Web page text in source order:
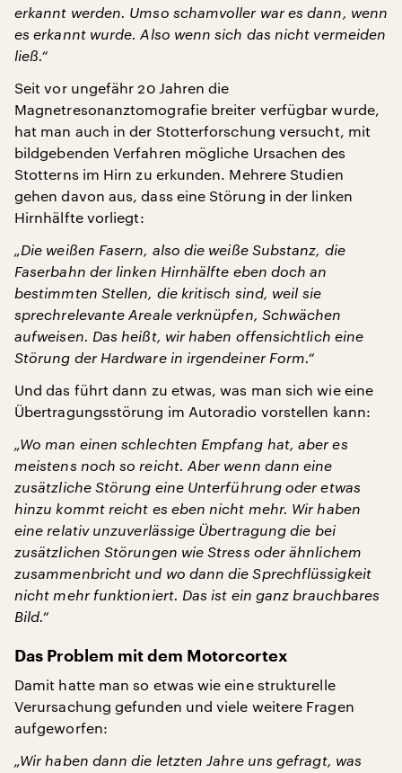
erkannt werden. Umso schamvoller war es dann, wenn
es erkannt wurde. Also wenn sich das nicht vermeiden
ließ.“
Seit vor ungefähr 20 Jahren die
Magnetresonanztomografie breiter verfügbar wurde,
hat man auch in der Stotterforschung versucht, mit
bildgebenden Verfahren mögliche Ursachen des
Stotterns im Hirn zu erkunden. Mehrere Studien
gehen davon aus, dass eine Störung in der linken
Hirnhälfte vorliegt:
„Die weißen Fasern, also die weiße Substanz, die
Faserbahn der linken Hirnhälfte eben doch an
bestimmten Stellen, die kritisch sind, weil sie
sprechrelevante Areale verknüpfen, Schwächen
aufweisen. Das heißt, wir haben offensichtlich eine
Störung der Hardware in irgendeiner Form.“
Und das führt dann zu etwas, was man sich wie eine
Übertragungsstörung im Autoradio vorstellen kann:
„Wo man einen schlechten Empfang hat, aber es
meistens noch so reicht. Aber wenn dann eine
zusätzliche Störung eine Unterführung oder etwas
hinzu kommt reicht es eben nicht mehr. Wir haben
eine relativ unzuverlässige Übertragung die bei
zusätzlichen Störungen wie Stress oder ähnlichem
zusammenbricht und wo dann die Sprechflüssigkeit
nicht mehr funktioniert. Das ist ein ganz brauchbares
Bild.“
Das Problem mit dem Motorcortex
Damit hatte man so etwas wie eine strukturelle
Verursachung gefunden und viele weitere Fragen
aufgeworfen:
„Wir haben dann die letzten Jahre uns gefragt, was